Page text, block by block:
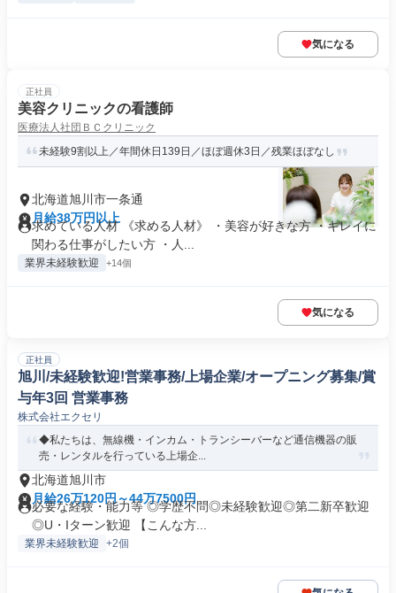
気になる
正社員
美容クリニックの看護師
医療法人社団ＢＣクリニック
未経験9割以上／年間休日139日／ほぼ週休3日／残業ほぼなし
北海道旭川市一条通
月給38万円以上
求めている人材 《求める人材》 ・美容が好きな方 ・キレイに
関わる仕事がしたい方 ・人...
業界未経験歓迎 +14個
気になる
正社員
旭川/未経験歓迎!営業事務/上場企業/オープニング募集/賞
与年3回 営業事務
株式会社エクセリ
◆私たちは、無線機・インカム・トランシーバーなど通信機器の販
売・レンタルを行っている上場企...
北海道旭川市
月給26万120円～44万7500円
必要な経験・能力等 ◎学歴不問◎未経験歓迎◎第二新卒歓迎
◎U・Iターン歓迎 【こんな方...
業界未経験歓迎 +2個